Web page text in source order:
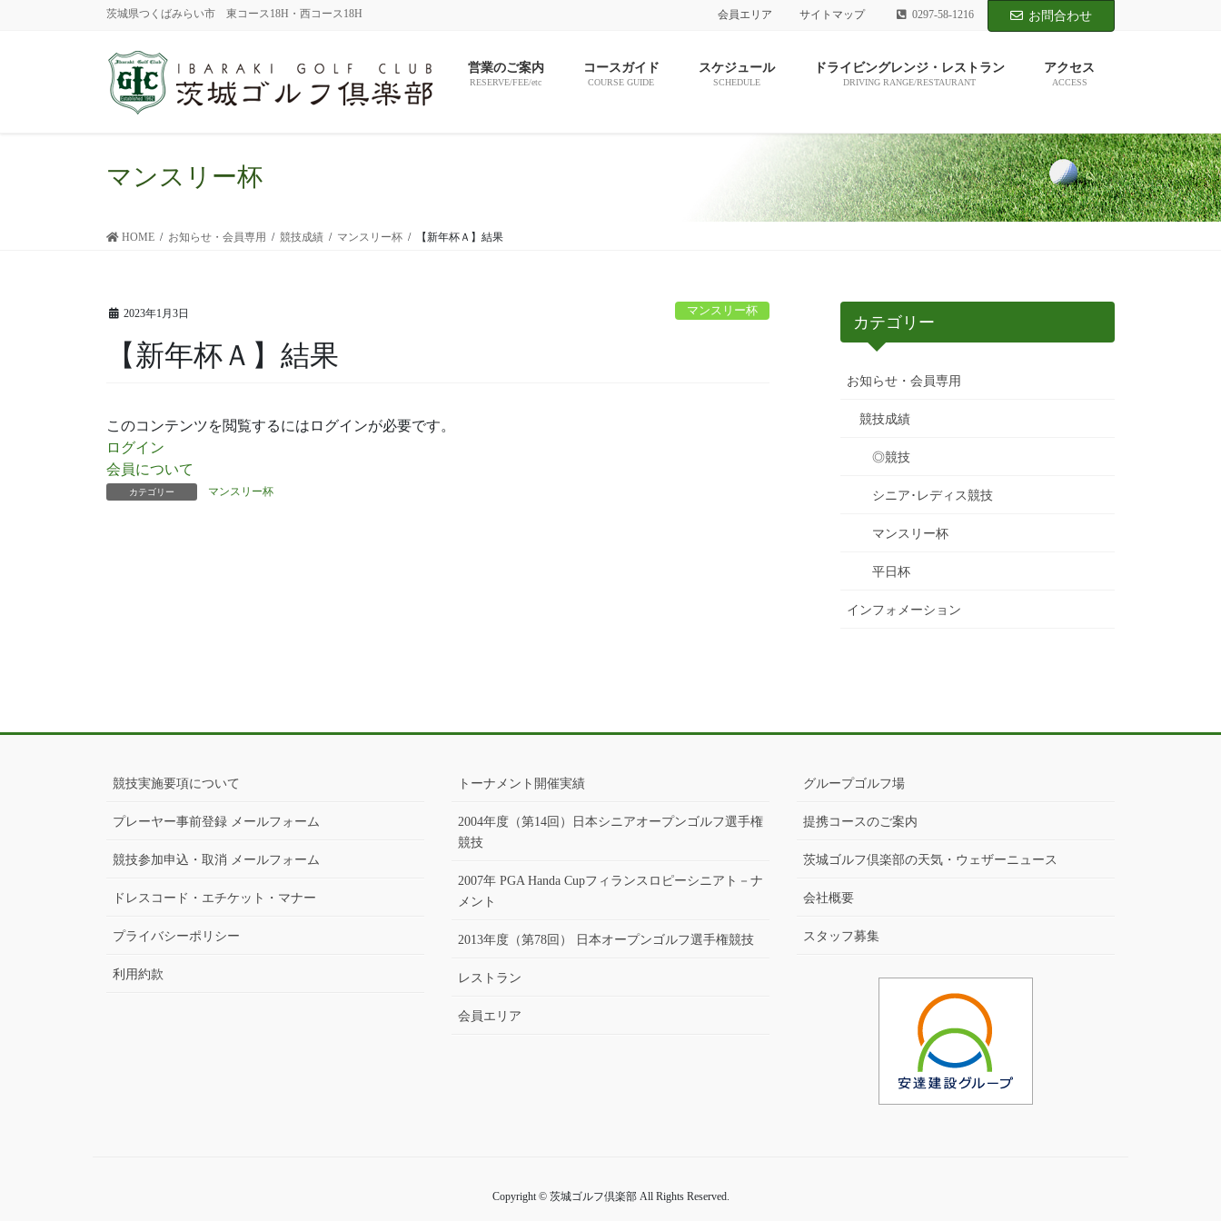
茨城県つくばみらい市 東コース18H・西コース18H 会員エリア サイトマップ 0297-58-1216 お問合わせ
営業のご案内
RESERVE/FEE/etc
コースガイド
COURSE GUIDE
スケジュール
SCHEDULE
ドライビングレンジ・レストラン
DRIVING RANGE/RESTAURANT
アクセス
ACCESS
マンスリー杯
HOME お知らせ・会員専用 競技成績 マンスリー杯 【新年杯Ａ】結果
2023年1月3日 マンスリー杯
【新年杯Ａ】結果
このコンテンツを閲覧するにはログインが必要です。
ログイン
会員について
カテゴリー マンスリー杯
カテゴリー
お知らせ・会員専用
競技成績
◎競技
シニア･レディス競技
マンスリー杯
平日杯
インフォメーション
競技実施要項について
プレーヤー事前登録 メールフォーム
競技参加申込・取消 メールフォーム
ドレスコード・エチケット・マナー
プライバシーポリシー
利用約款
トーナメント開催実績
2004年度（第14回）日本シニアオープンゴルフ選手権
競技
2007年 PGA Handa Cupフィランスロピーシニアト－ナ
メント
2013年度（第78回） 日本オープンゴルフ選手権競技
レストラン
会員エリア
グループゴルフ場
提携コースのご案内
茨城ゴルフ倶楽部の天気・ウェザーニュース
会社概要
スタッフ募集
Copyright © 茨城ゴルフ倶楽部 All Rights Reserved.